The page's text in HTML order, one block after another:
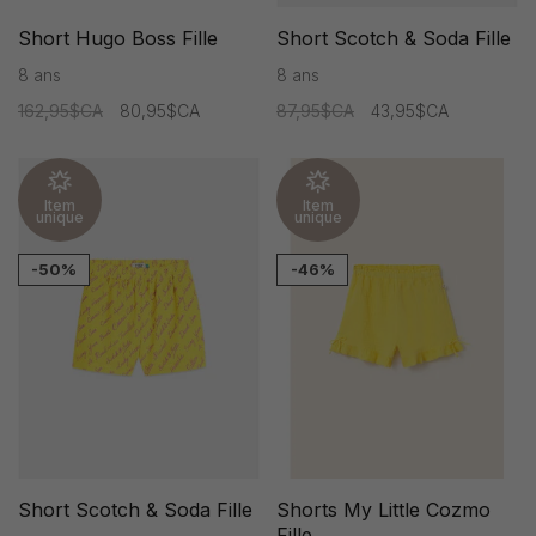
Short Hugo Boss Fille
8 ans
162,95$CA
80,95$CA
Short Scotch & Soda Fille
8 ans
87,95$CA
43,95$CA
Item
unique
-50%
Short Scotch & Soda Fille
Item
unique
-46%
Shorts My Little Cozmo